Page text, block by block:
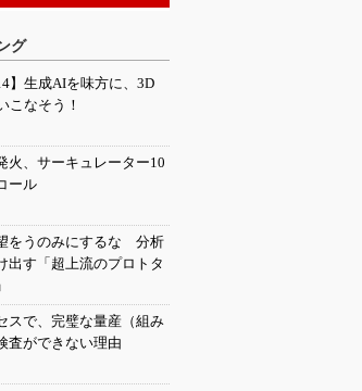
グ
】生成AIを味方に、3D
こなそう！
火、サーキュレーター10
ール
をうのみにするな 分析
出す「超上流のプロトタ
スで、完璧な量産（組み
査ができない理由